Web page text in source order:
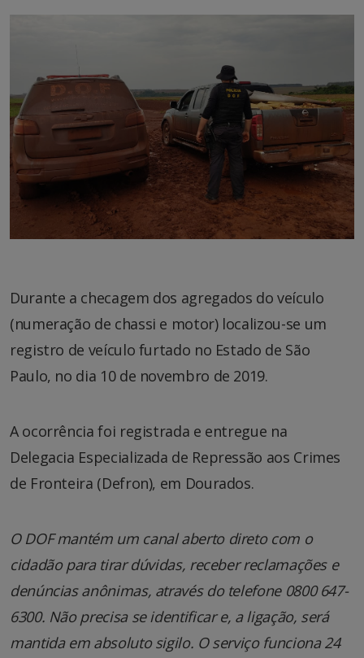
Durante a checagem dos agregados do veículo
(numeração de chassi e motor) localizou-se um
registro de veículo furtado no Estado de São
Paulo, no dia 10 de novembro de 2019.
A ocorrência foi registrada e entregue na
Delegacia Especializada de Repressão aos Crimes
de Fronteira (Defron), em Dourados.
O DOF mantém um canal aberto direto com o
cidadão para tirar dúvidas, receber reclamações e
denúncias anônimas, através do telefone 0800 647-
6300. Não precisa se identificar e, a ligação, será
mantida em absoluto sigilo. O serviço funciona 24